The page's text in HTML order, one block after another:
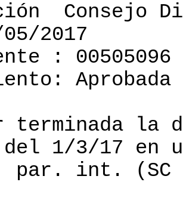
Consejo
2017
: 00505096
Aprobada
terminada la
1/3/17 en
par. int.